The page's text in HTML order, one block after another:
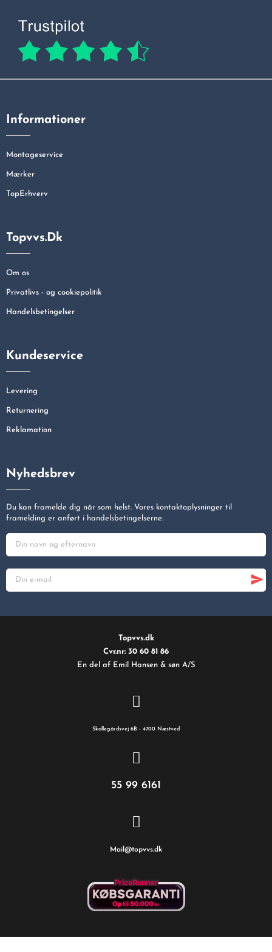
Informationer
Montageservice
Mærker
TopErhverv
Topvvs.dk
Om os
Privatlivs - og cookiepolitik
Handelsbetingelser
Kundeservice
Levering
Returnering
Reklamation
Nyhedsbrev
Du kan framelde dig når som helst. Vores kontaktoplysninger til
framelding er anført i handelsbetingelserne.
Topvvs.dk
Cvr.nr: 30 60 81 86
En del af Emil Hansen & søn A/S
Skallegårdsvej 6B - 4700 Næstved
55 99 6161
Mail@topvvs.dk